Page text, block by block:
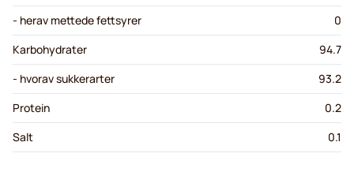
- herav mettede fettsyrer
0
Karbohydrater
94.7
- hvorav sukkerarter
93.2
Protein
0.2
Salt
0.1